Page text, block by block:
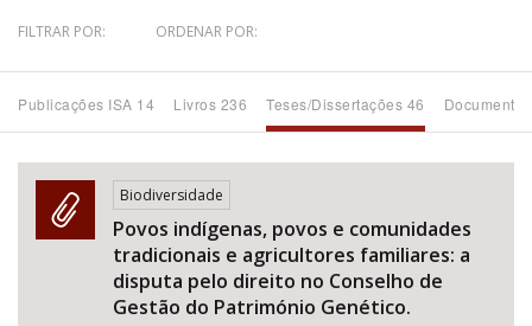
Tema
Subtema
Área de Levantamento
Área Protegida
FILTRAR POR: ORDENAR POR:
Publicações ISA 14 Livros 236 Teses/Dissertações 46
Biodiversidade
Povos indígenas, povos e comunidades
tradicionais e agricultores familiares: a
disputa pelo direito no Conselho de
Gestão do Património Genético.